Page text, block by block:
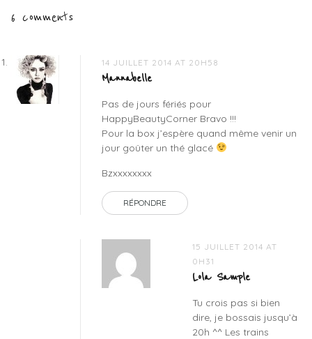
box
box,
thé
box
été
l’article
6 comments
14 JUILLET 2014 AT 20H58
Mannabelle
Pas de jours fériés pour
HappyBeautyCorner Bravo !!!
Pour la box j’espère quand même venir un
jour goûter un thé glacé
Bzxxxxxxxx
RÉPONDRE
15 JUILLET 2014 AT
0H31
Lola Sample
Tu crois pas si bien
dire, je bossais jusqu’à
20h ^^ Les trains